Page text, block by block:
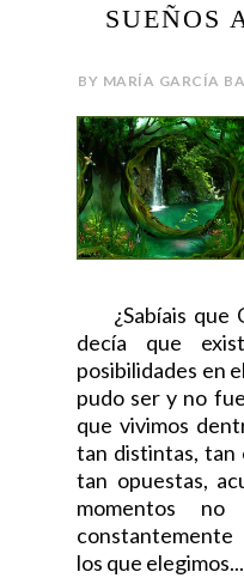
SUEÑOS
BY MARÍA GARCÍA
¿Sabíais que
decía que
posibilidades en
pudo ser y no
que vivimos
tan distintas, tan
tan opuestas,
momentos no
constantemente
los que elegimos...